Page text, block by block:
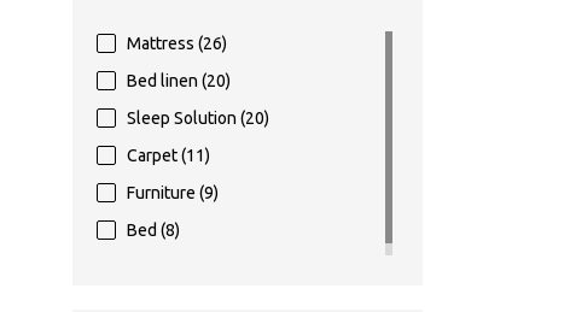
Mattress (26)
Bed linen (20)
Sleep Solution (20)
Carpet(11)
Furniture (9)
Bed (8)